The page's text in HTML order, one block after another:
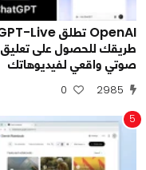
طريقك للحصول على تعليق
صوتي واقعي لفيديوهاتك
2985
0
5